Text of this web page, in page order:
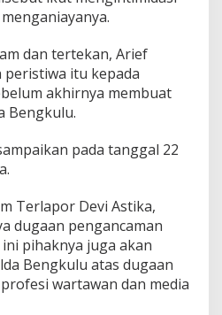
dan tertekan, Arief
itu kepada
akhirnya membuat
Bengkulu.
pada tanggal 22
Terlapor Devi Astika,
dugaan pengancaman
pihaknya juga akan
Bengkulu atas dugaan
wartawan dan media